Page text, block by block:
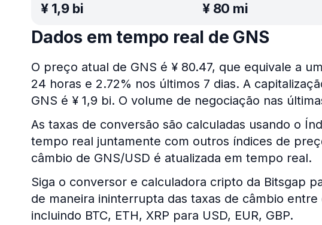
¥ 1,9 bi ¥ 80 mi
Dados em tempo real de GNS
O preço atual de GNS é ¥ 80.47, que equivale a
24 horas e 2.72% nos últimos 7 dias. A
GNS é ¥ 1,9 bi. O volume de negociação nas
As taxas de conversão são calculadas usando o
tempo real juntamente com outros índices de
câmbio de GNS/USD é atualizada em tempo real.
Siga o conversor e calculadora cripto da Bitsgap
de maneira ininterrupta das taxas de câmbio
incluindo BTC, ETH, XRP para USD, EUR, GBP.